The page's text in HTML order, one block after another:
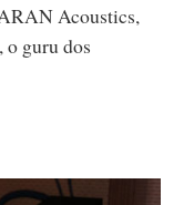
Acoustics,
o guru dos